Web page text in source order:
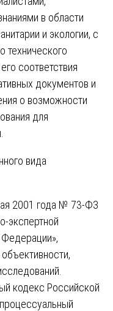
в области
и экологии, с
технического
соответствия
документов и
о возможности
для
вида
2001 года № 73-ФЗ
экспертной
кодекс Российской